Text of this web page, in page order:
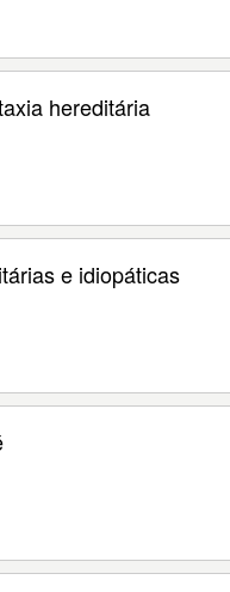
hereditária
e idiopáticas